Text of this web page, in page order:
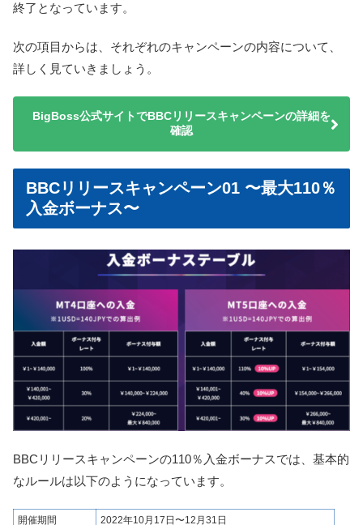
終了となっています。
次の項目からは、それぞれのキャンペーンの内容について、
詳しく見ていきましょう。
BigBoss公式サイトでBBCリリースキャンペーンの詳細を
確認
BBCリリースキャンペーン01 〜最大110％
入金ボーナス〜
BBCリリースキャンペーンの110％入金ボーナスでは、基本的
なルールは以下のようになっています。
開催期間 2022年10月17日〜12月31日